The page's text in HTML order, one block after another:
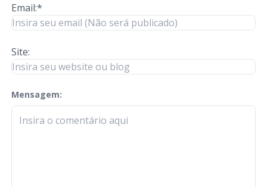
Email:*
Site:
Mensagem:
check-terms